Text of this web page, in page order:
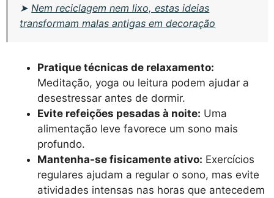
➤Nem reciclagem nem lixo, estas ideias
transformam malas antigas em decoração
Pratique técnicas de relaxamento:
Meditação, yoga ou leitura podem ajudar a
desestressar antes de dormir.
Evite refeições pesadas à noite: Uma
alimentação leve favorece um sono mais
profundo.
Mantenha-se fisicamente ativo: Exercícios
regulares ajudam a regular o sono, mas evite
atividades intensas nas horas que antecedem